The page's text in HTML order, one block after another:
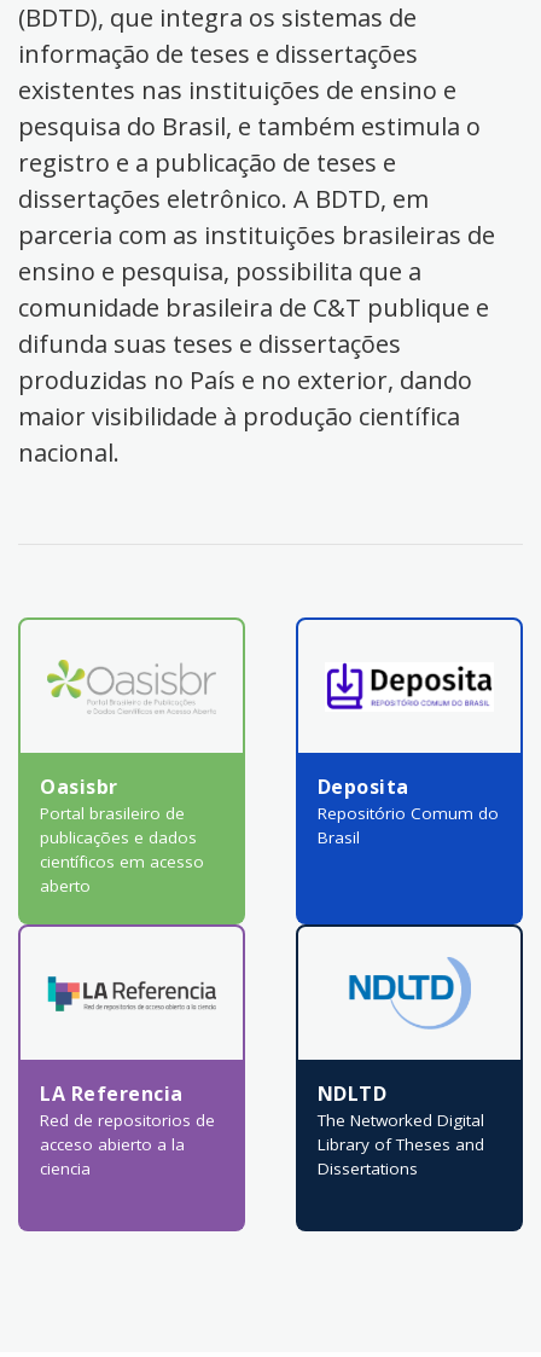
(BDTD), que integra os sistemas de
informação de teses e dissertações
existentes nas instituições de ensino e
pesquisa do Brasil, e também estimula o
registro e a publicação de teses e
dissertações eletrônico. A BDTD, em
parceria com as instituições brasileiras de
ensino e pesquisa, possibilita que a
comunidade brasileira de C&T publique e
difunda suas teses e dissertações
produzidas no País e no exterior, dando
maior visibilidade à produção científica
nacional.
Oasisbr
Portal brasileiro de
publicações e dados
científicos em acesso
aberto
Deposita
Repositório Comum do
Brasil
LA Referencia
Red de repositorios de
acceso abierto a la
ciencia
NDLTD
The Networked Digital
Library of Theses and
Dissertations